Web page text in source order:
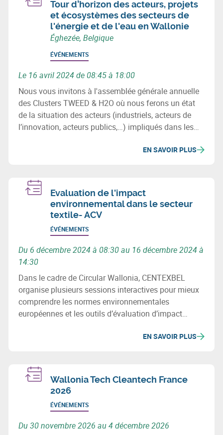
Tour d’horizon des acteurs, projets
et écosystèmes des secteurs de
l'énergie et de l'eau en Wallonie
Éghezée, Belgique
ÉVÉNEMENTS
Le 16 avril 2024 de 08:45 à 18:00
Nous vous invitons à l'assemblée générale annuelle
des Clusters TWEED & H2O où nous ferons un état
de la situation des acteurs (industriels, acteurs de
l’innovation, acteurs publics,…) impliqués dans les
projets (investissement & innovation) majeurs de ces
EN SAVOIR PLUS
Evaluation de l'impact
environnemental dans le secteur
textile- ACV
ÉVÉNEMENTS
Du 6 décembre 2024 à 08:30 au 16 décembre 2024 à
14:30
Dans le cadre de Circular Wallonia, CENTEXBEL
organise plusieurs sessions interactives pour mieux
comprendre les normes environnementales
européennes et les outils d’évaluation d’impact
EN SAVOIR PLUS
Wallonia Tech Cleantech France
2026
ÉVÉNEMENTS
Du 30 novembre 2026 au 4 décembre 2026